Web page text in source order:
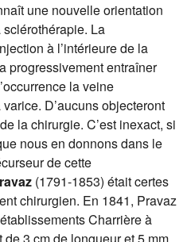
une nouvelle orientation
La
à l’intérieure de la
progressivement entraîner
la veine
D’aucuns objecteront
la chirurgie. C’est inexact, si
nous en donnons dans le
de cette
(1791-1853) était certes
chirurgien. En 1841, Pravaz
Charrière à